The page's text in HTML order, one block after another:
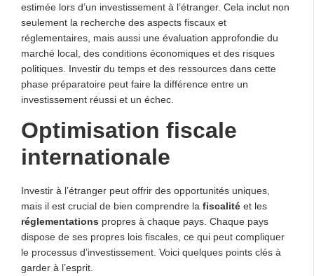
estimée lors d’un investissement à l’étranger. Cela inclut non
seulement la recherche des aspects fiscaux et
réglementaires, mais aussi une évaluation approfondie du
marché local, des conditions économiques et des risques
politiques. Investir du temps et des ressources dans cette
phase préparatoire peut faire la différence entre un
investissement réussi et un échec.
Optimisation fiscale
internationale
Investir à l’étranger peut offrir des opportunités uniques,
mais il est crucial de bien comprendre la fiscalité et les
réglementations propres à chaque pays. Chaque pays
dispose de ses propres lois fiscales, ce qui peut compliquer
le processus d’investissement. Voici quelques points clés à
garder à l’esprit.